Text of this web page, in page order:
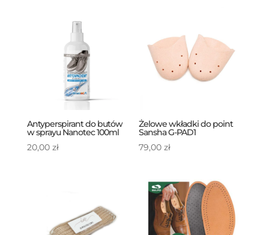
Antyperspirant do butów
w sprayu Nanotec 100ml
20,00 zł
Żelowe wkładki do point
Sansha G-PAD1
79,00zł